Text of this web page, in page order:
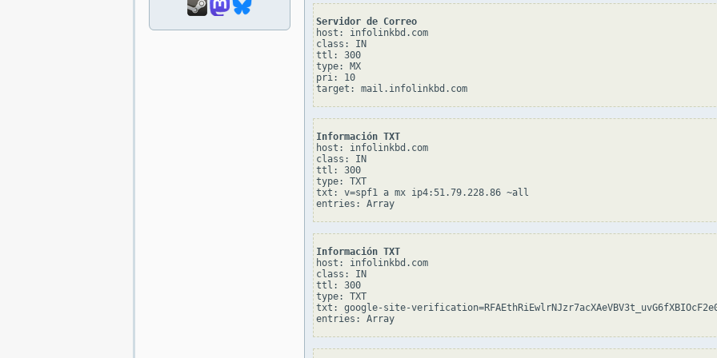
Servidor de Correo
host: infolinkbd.com
class: IN
ttl: 300
type: MX
pri: 10
target: mail.infolinkbd.com
Información TXT
host: infolinkbd.com
class: IN
ttl: 300
type: TXT
txt: v=spf1 a mx ip4:51.79.228.86 ~all
entries: Array
Información TXT
host: infolinkbd.com
class: IN
ttl: 300
type: TXT
txt: google-site-
entries: Array